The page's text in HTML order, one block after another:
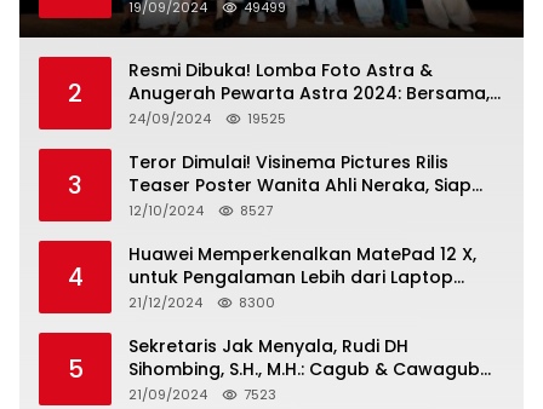
19/09/2024 49499
2
Resmi Dibuka! Lomba Foto Astra &
Anugerah Pewarta Astra 2024: Bersama,
Berkarya, Berkelanjutan
24/09/2024 19525
3
Teror Dimulai! Visinema Pictures Rilis
Teaser Poster Wanita Ahli Neraka, Siap
Tayang di Bioskop 14 November 2024
12/10/2024 8527
4
Huawei Memperkenalkan MatePad 12 X,
untuk Pengalaman Lebih dari Laptop
dengan Layar Ultra Bright dan Desain
Standar Baru untuk Produktivitas di Mana
Saja
21/12/2024 8300
5
Sekretaris Jak Menyala, Rudi DH
Sihombing, S.H., M.H.: Cagub & Cawagub
DKI Jakarta Pramono Anung dan Rano
21/09/2024 7523